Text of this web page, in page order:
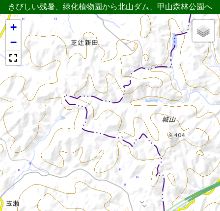
きびしい残暑、緑化植物園から北山ダム、甲山森林公園へ
+
−